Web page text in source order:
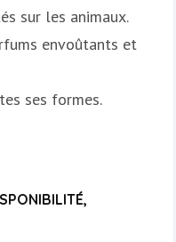
sur les animaux.
envoûtants et
ses formes.